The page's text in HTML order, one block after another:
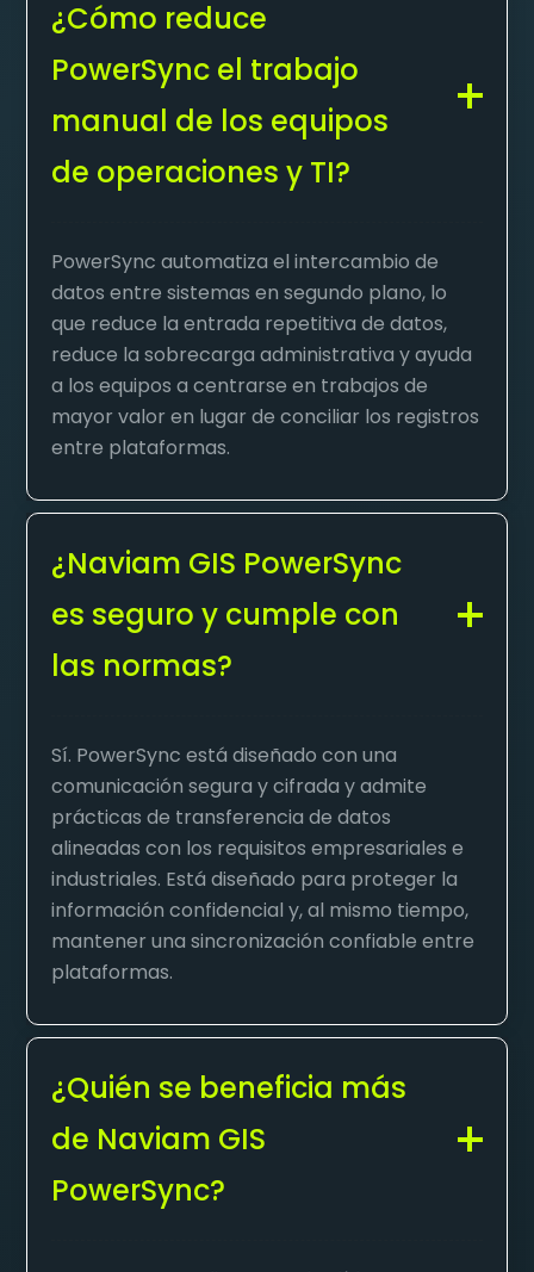
¿Cómo reduce
PowerSync el trabajo
manual de los equipos
de operaciones y TI?
PowerSync automatiza el intercambio de
datos entre sistemas en segundo plano, lo
que reduce la entrada repetitiva de datos,
reduce la sobrecarga administrativa y ayuda
a los equipos a centrarse en trabajos de
mayor valor en lugar de conciliar los registros
entre plataformas.
¿Naviam GIS PowerSync
es seguro y cumple con
las normas?
Sí. PowerSync está diseñado con una
comunicación segura y cifrada y admite
prácticas de transferencia de datos
alineadas con los requisitos empresariales e
industriales. Está diseñado para proteger la
información confidencial y, al mismo tiempo,
mantener una sincronización confiable entre
plataformas.
¿Quién se beneficia más
de Naviam GIS
PowerSync?